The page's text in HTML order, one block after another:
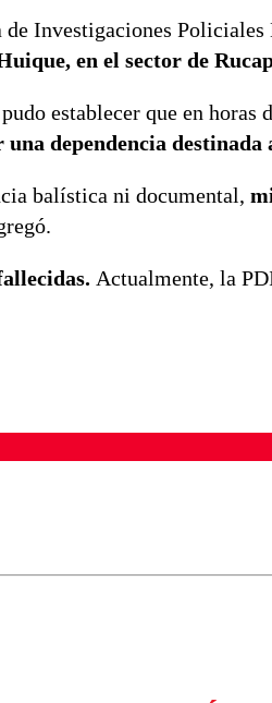
Investigaciones Policiales
en el sector de
establecer que en
dependencia destinada
balística ni documental,
Actualmente, la